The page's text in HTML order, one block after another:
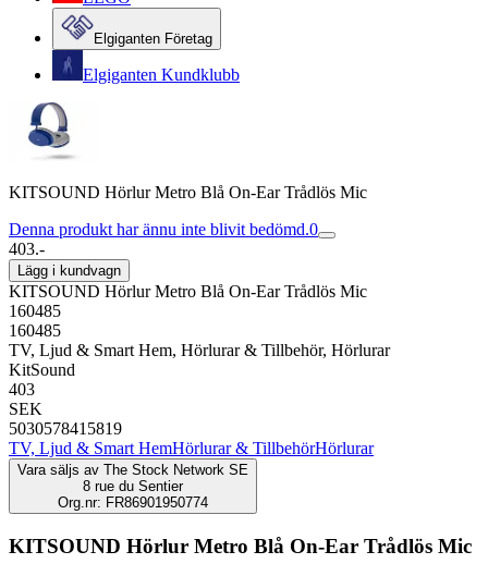
Elgiganten Företag
Elgiganten Kundklubb
KITSOUND Hörlur Metro Blå On-Ear Trådlös Mic
Denna produkt har ännu inte blivit bedömd.0
403.-
Lägg i kundvagn
KITSOUND Hörlur Metro Blå On-Ear Trådlös Mic
160485
160485
TV, Ljud & Smart Hem, Hörlurar & Tillbehör, Hörlurar
KitSound
403
SEK
5030578415819
TV, Ljud & Smart HemHörlurar & TillbehörHörlurar
Vara säljs av The Stock Network SE
8 rue du Sentier
Org.nr: FR86901950774
KITSOUND Hörlur Metro Blå On-Ear Trådlös Mic